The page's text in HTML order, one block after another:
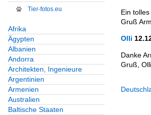
Tier-fotos.eu
Afrika
Ägypten
Albanien
Andorra
Architekten, Ingenieure
Argentinien
Armenien
Australien
Baltische Staaten
Ein tolles
Gruß
Olli
Danke
Gruß, Olli